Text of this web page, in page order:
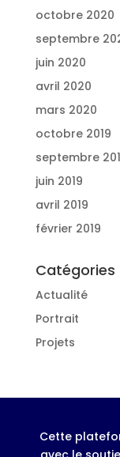
octobre 2020
septembre
juin 2020
avril 2020
mars 2020
octobre 2019
septembre
juin 2019
avril 2019
février 2019
Catégories
Actualité
Portrait
Projets
Cette